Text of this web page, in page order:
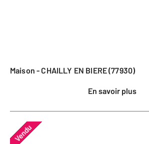
Maison - CHAILLY EN BIERE (77930)
En savoir plus
Vendu